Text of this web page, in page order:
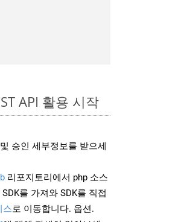
API 활용 시작
승인 세부정보를 받으세
리포지토리에서 php 소스
를 가져와 SDK를 직접
스로 이동합니다. 옵션.